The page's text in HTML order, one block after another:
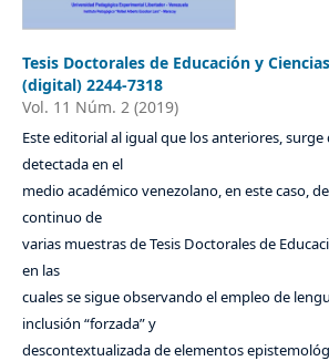
Tesis Doctorales de Educación y
(digital) 2244-7318
Vol. 11 Núm. 2 (2019)
Este editorial al igual que los anteriores, surge
detectada en el
medio académico venezolano, en este caso,
continuo de
varias muestras de Tesis Doctorales de
en las
cuales se sigue observando el empleo de
inclusión “forzada” y
descontextualizada de elementos